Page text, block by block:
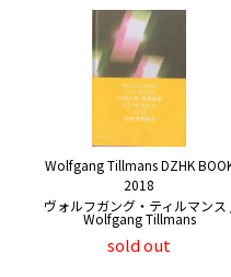
Wolfgang Tillmans DZHK
2018
ヴォルフガング・ティルマンス
Wolfgang Tillmans
sold out